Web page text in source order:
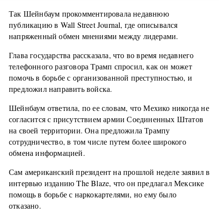
Так Шейнбаум прокомментировала недавнюю
публикацию в Wall Street Journal, где описывался
напряженный обмен мнениями между лидерами.
Глава государства рассказала, что во время недавнего
телефонного разговора Трамп спросил, как он может
помочь в борьбе с организованной преступностью, и
предложил направить войска.
Шейнбаум ответила, по ее словам, что Мехико никогда не
согласится с присутствием армии Соединенных Штатов
на своей территории. Она предложила Трампу
сотрудничество, в том числе путем более широкого
обмена информацией.
Сам американский президент на прошлой неделе заявил в
интервью изданию The Blaze, что он предлагал Мексике
помощь в борьбе с наркокартелями, но ему было
отказано.